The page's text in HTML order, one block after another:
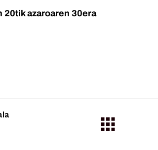
20tik azaroaren 30era